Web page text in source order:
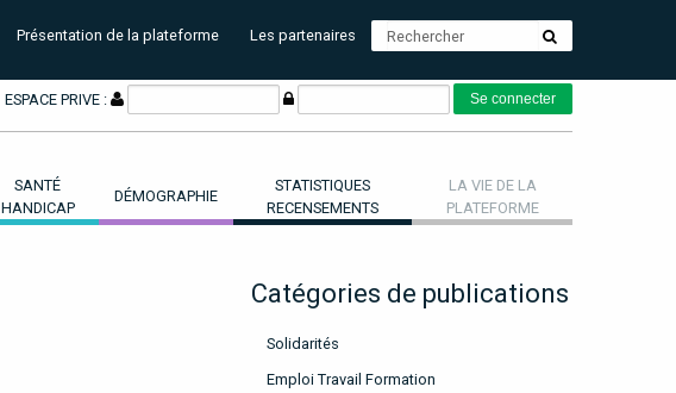
Présentation de la plateforme Les partenaires
ESPACE PRIVE :
SANTÉ
HANDICAP
DÉMOGRAPHIE
STATISTIQUES
RECENSEMENTS
LA VIE DE LA
PLATEFORME
Catégories de publications
Solidarités
Emploi Travail Formation